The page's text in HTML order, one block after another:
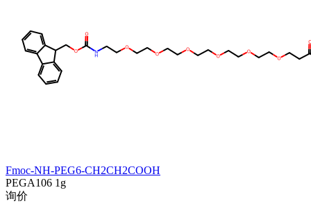
Fmoc-NH-PEG6-CH2CH2COOH
PEGA106 1g
询价